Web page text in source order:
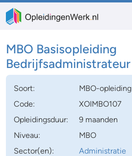
MBO Basisopleiding
Bedrijfsadministrateur
Soort:
MBO-opleiding
Code:
XOIMBO107
Opleidingsduur:
9 maanden
Niveau:
MBO
Sector(en):
Administratie